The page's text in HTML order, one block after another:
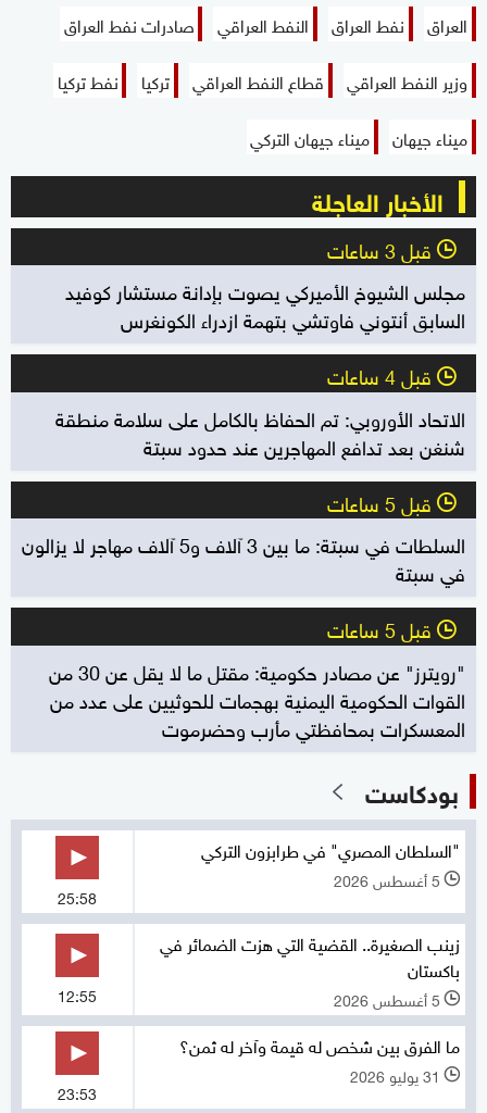
العراق نفط العراق النفط العراقي
صادرات نفط العراق
وزير النفط العراقي
قطاع النفط العراقي تركيا
نفط تركيا
ميناء جيهان
ميناء جيهان التركي
الأخبار العاجلة
l قبل 3 ساعات
مجلس الشيوخ الأميركي يصوت بإدانة مستشار كوفيد
السابق أنتوني فاوتشي بتهمة ازدراء الكونغرس
l قبل 4 ساعات
الاتحاد الأوروبي: تم الحفاظ بالكامل على سلامة منطقة
شنغن بعد تدافع المهاجرين عند حدود سبتة
l قبل 5 ساعات
السلطات في سبتة: ما بين 3 آلاف و5 آلاف مهاجر لا يزالون
في سبتة
l قبل 5 ساعات
"رويترز" عن مصادر حكومية: مقتل ما لا يقل عن 30 من
القوات الحكومية اليمنية بهجمات للحوثيين على عدد من
المعسكرات بمحافظتي مأرب وحضرموت
بودكاست
"السلطان المصري" في طرابزون التركي
l 5 أغسطس 2026
25:58
زينب الصغيرة.. القضية التي هزت الضمائر في
باكستان
l 5 أغسطس 2026 12:55
ما الفرق بين شخص له قيمة وآخر له ثمن؟
l 31 يوليو 2026
23:53